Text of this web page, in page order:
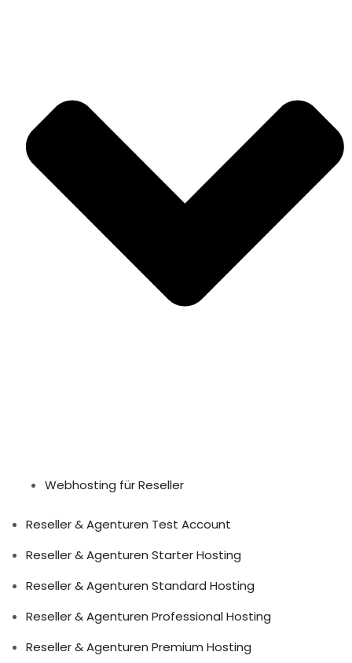
Webhosting für Reseller
Reseller & Agenturen Test Account
Reseller & Agenturen Starter Hosting
Reseller & Agenturen Standard Hosting
Reseller & Agenturen Professional Hosting
Reseller & Agenturen Premium Hosting